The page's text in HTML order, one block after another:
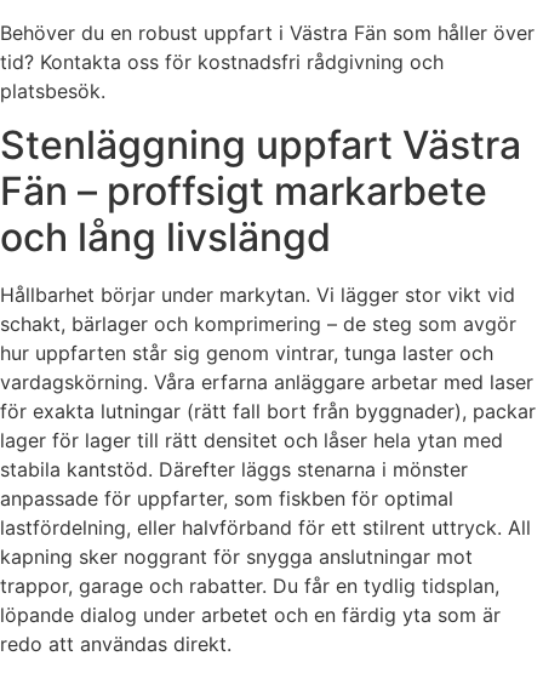
Behöver du en robust uppfart i Västra Fän som håller över
tid? Kontakta oss för kostnadsfri rådgivning och
platsbesök.
Stenläggning uppfart Västra
Fän – proffsigt markarbete
och lång livslängd
Hållbarhet börjar under markytan. Vi lägger stor vikt vid
schakt, bärlager och komprimering – de steg som avgör
hur uppfarten står sig genom vintrar, tunga laster och
vardagskörning. Våra erfarna anläggare arbetar med laser
för exakta lutningar (rätt fall bort från byggnader), packar
lager för lager till rätt densitet och låser hela ytan med
stabila kantstöd. Därefter läggs stenarna i mönster
anpassade för uppfarter, som fiskben för optimal
lastfördelning, eller halvförband för ett stilrent uttryck. All
kapning sker noggrant för snygga anslutningar mot
trappor, garage och rabatter. Du får en tydlig tidsplan,
löpande dialog under arbetet och en färdig yta som är
redo att användas direkt.